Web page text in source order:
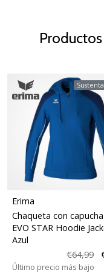
Erima
Chaqueta con
EVO STAR Hoodie
Azul
€64,99
Último precio más bajo